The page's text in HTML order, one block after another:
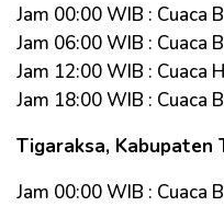
Jam 00:00 WIB : Cuaca
Jam 06:00 WIB : Cuaca
Jam 12:00 WIB : Cuaca
Jam 18:00 WIB : Cuaca
Tigaraksa, Kabupaten
Jam 00:00 WIB : Cuaca